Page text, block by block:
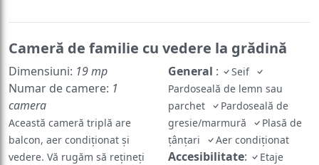
Cameră de familie cu vedere la grădină
Dimensiuni: 19 mp
Numar de camere: 1
camera
Această cameră triplă are
balcon, aer condiționat și
vedere. Vă rugăm să rețineți
General :
Seif
Pardoseală de lemn sau
parchet
Pardoseală de
gresie/marmură
Plasă de
ţânţari
Aer condiţionat
Accesibilitate:
Etaje